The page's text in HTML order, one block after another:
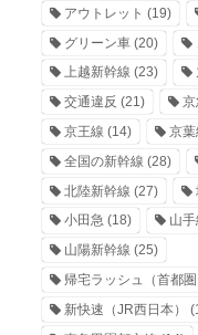
アウトレット (19)
グリーン車 (20)
上越新幹線 (23)
交通違反 (21) 京
京王線 (14) 京葉
全国の新幹線 (28)
北陸新幹線 (27)
小田急 (18) 山手
山陽新幹線 (25)
帰宅ラッシュ（首都圏
新快速（JR西日本）